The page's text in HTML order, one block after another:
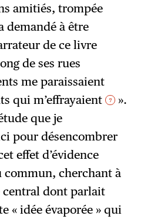
amitiés, trompée
demandé à être
de ce livre
de ses rues
me paraissaient
qui m’effrayaient 7
».
que je
pour désencombrer
effet d’évidence
commun, cherchant à
dont parlait
« idée évaporée » qui